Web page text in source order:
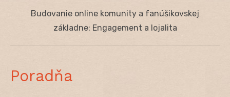
NextBudovanie online komunity a fanúšikovskej
základne: Engagement a lojalita
Poradňa